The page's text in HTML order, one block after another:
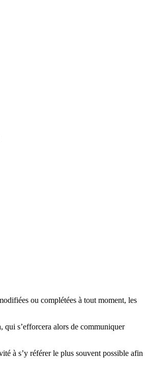
ou complétées à tout moment, les
qui s’efforcera alors de communiquer
à s’y référer le plus souvent possible afin